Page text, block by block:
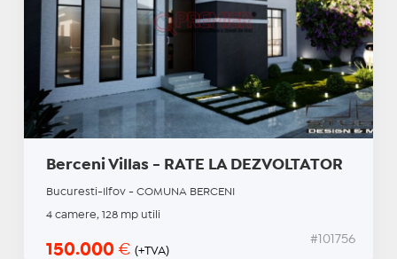
Berceni Villas - RATE LA DEZVOLTATOR
Bucuresti-Ilfov - COMUNA BERCENI
4 camere, 128 mp utili
150.000 € (+TVA)
#101756